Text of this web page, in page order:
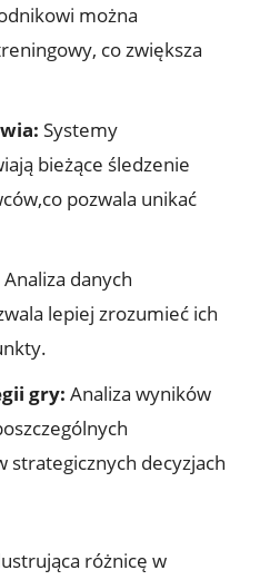
można
co zwiększa
Systemy
bieżące śledzenie
pozwala unikać
Analiza danych
lepiej zrozumieć ich
gry: Analiza wyników
strategicznych decyzjach
różnicę w